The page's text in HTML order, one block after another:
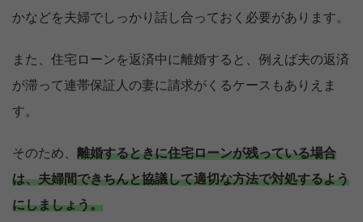
かなどを夫婦でしっかり話し合っておく必要があります。
また、住宅ローンを返済中に離婚すると、例えば夫の返済
が滞って連帯保証人の妻に請求がくるケースもありえま
す。
そのため、 離婚するときに住宅ローンが残っている場合
は、夫婦間できちんと協議して適切な方法で対処するよう
にしましょう。